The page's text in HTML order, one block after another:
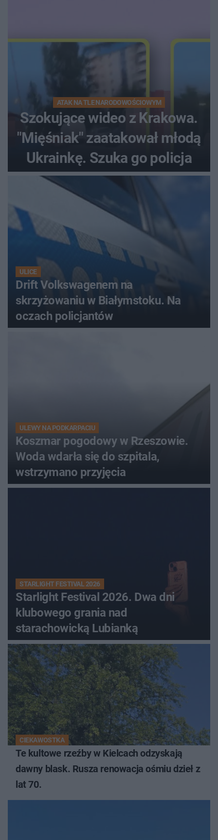
ATAK NA TLE NARODOWOŚCIOWYM
Szokujące wideo z Krakowa.
"Mięśniak" zaatakował młodą
Ukrainkę. Szuka go policja
ULICE
Drift Volkswagenem na
skrzyżowaniu w Białymstoku. Na
oczach policjantów
ULEWY NA PODKARPACIU
Koszmar pogodowy w Rzeszowie.
Woda wdarła się do szpitala,
wstrzymano przyjęcia
STARLIGHT FESTIVAL 2026
Starlight Festival 2026. Dwa dni
klubowego grania nad
starachowicką Lubianką
CIEKAWOSTKA
Te kultowe rzeźby w Kielcach odzyskają
dawny blask. Rusza renowacja ośmiu dzieł z
lat 70.